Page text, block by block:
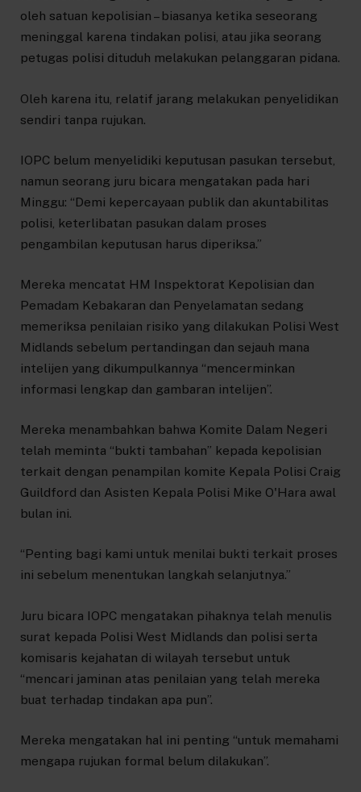
oleh satuan kepolisian – biasanya ketika seseorang
meninggal karena tindakan polisi, atau jika seorang
petugas polisi dituduh melakukan pelanggaran pidana.
Oleh karena itu, relatif jarang melakukan penyelidikan
sendiri tanpa rujukan.
IOPC belum menyelidiki keputusan pasukan tersebut,
namun seorang juru bicara mengatakan pada hari
Minggu: “Demi kepercayaan publik dan akuntabilitas
polisi, keterlibatan pasukan dalam proses
pengambilan keputusan harus diperiksa.”
Mereka mencatat HM Inspektorat Kepolisian dan
Pemadam Kebakaran dan Penyelamatan sedang
memeriksa penilaian risiko yang dilakukan Polisi West
Midlands sebelum pertandingan dan sejauh mana
intelijen yang dikumpulkannya “mencerminkan
informasi lengkap dan gambaran intelijen”.
Mereka menambahkan bahwa Komite Dalam Negeri
telah meminta “bukti tambahan” kepada kepolisian
terkait dengan penampilan komite Kepala Polisi Craig
Guildford dan Asisten Kepala Polisi Mike O'Hara awal
bulan ini.
“Penting bagi kami untuk menilai bukti terkait proses
ini sebelum menentukan langkah selanjutnya.”
Juru bicara IOPC mengatakan pihaknya telah menulis
surat kepada Polisi West Midlands dan polisi serta
komisaris kejahatan di wilayah tersebut untuk
“mencari jaminan atas penilaian yang telah mereka
buat terhadap tindakan apa pun”.
Mereka mengatakan hal ini penting “untuk memahami
mengapa rujukan formal belum dilakukan”.